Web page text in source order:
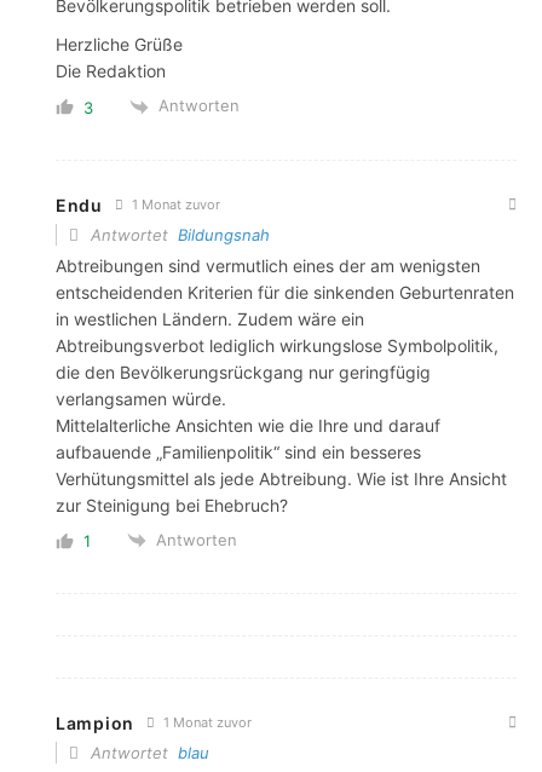
Bevölkerungspolitik betrieben werden soll.
Herzliche Grüße
Die Redaktion
3 Antworten
Endu 1 Monat zuvor
Antwortet Bildungsnah
Abtreibungen sind vermutlich eines der am wenigsten
entscheidenden Kriterien für die sinkenden Geburtenraten
in westlichen Ländern. Zudem wäre ein
Abtreibungsverbot lediglich wirkungslose Symbolpolitik,
die den Bevölkerungsrückgang nur geringfügig
verlangsamen würde.
Mittelalterliche Ansichten wie die Ihre und darauf
aufbauende „Familienpolitik“ sind ein besseres
Verhütungsmittel als jede Abtreibung. Wie ist Ihre Ansicht
zur Steinigung bei Ehebruch?
1 Antworten
Lampion 1 Monat zuvor
Antwortet blau